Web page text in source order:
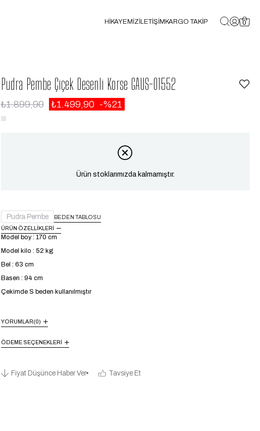
HİKAYEMİZİLETİŞİMKARGO TAKİP 0
Pudra Pembe Çiçek Desenli Korse GAUS-01552
₺1.899,90 ₺1.499,90 21
Ürün stoklarımızda kalmamıştır.
Pudra Pembe
BEDEN TABLOSU
ÜRÜN ÖZELLIKLERI
Model boy : 170 cm
Model kilo : 52 kg
Bel : 63 cm
Basen : 94 cm
Çekimde S beden kullanılmıştır
YORUMLAR(0)
ÖDEME SEÇENEKLERI
Fiyat Düşünce Haber Ver Tavsiye Et